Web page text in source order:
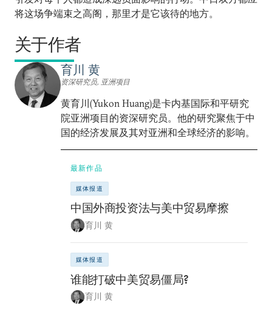
将这场争端束之高阁，那里才是它该待的地方。
关于作者
育川 黄
资深研究员, 亚洲项目
黄育川(Yukon Huang)是卡内基国际和平研究
院亚洲项目的资深研究员。他的研究聚焦于中
国的经济发展及其对亚洲和全球经济的影响。
最新作品
媒体报道
中国外商投资法与美中贸易摩擦
育川 黄
媒体报道
谁能打破中美贸易僵局?
育川 黄